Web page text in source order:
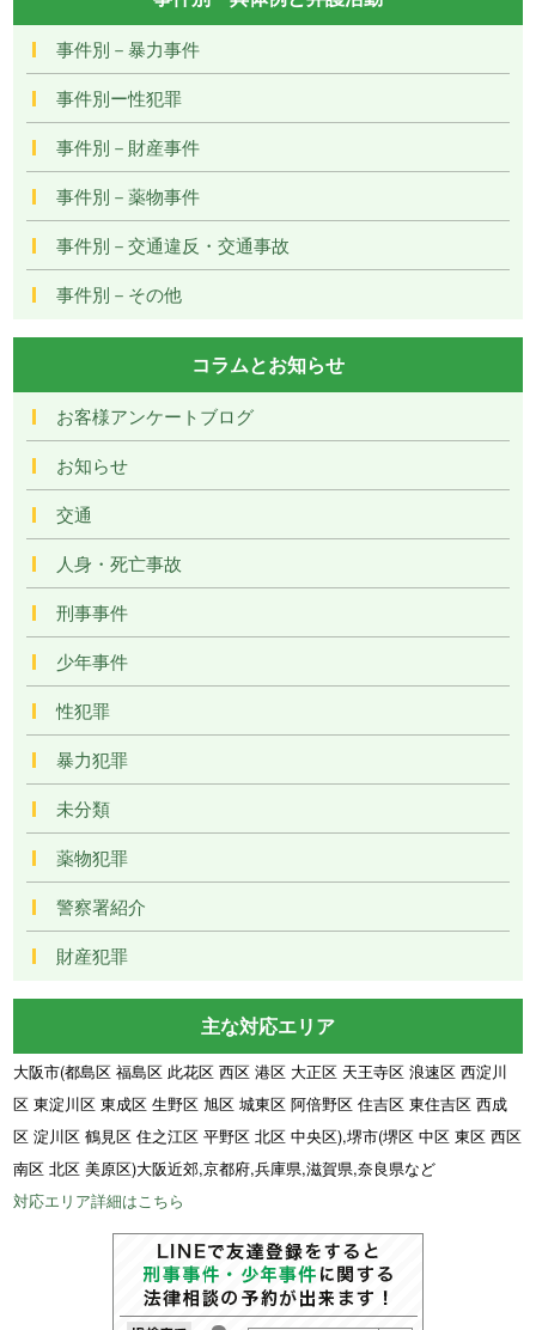
事件別－暴力事件
事件別ー性犯罪
事件別－財産事件
事件別－薬物事件
事件別－交通違反・交通事故
事件別－その他
コラムとお知らせ
お客様アンケートブログ
お知らせ
交通
人身・死亡事故
刑事事件
少年事件
性犯罪
暴力犯罪
未分類
薬物犯罪
警察署紹介
財産犯罪
主な対応エリア
大阪市(都島区 福島区 此花区 西区 港区 大正区 天王寺区 浪速区 西淀川
区 東淀川区 東成区 生野区 旭区 城東区 阿倍野区 住吉区 東住吉区 西成
区 淀川区 鶴見区 住之江区 平野区 北区 中央区),堺市(堺区 中区 東区 西区
南区 北区 美原区)大阪近郊,京都府,兵庫県,滋賀県,奈良県など
対応エリア詳細はこちら